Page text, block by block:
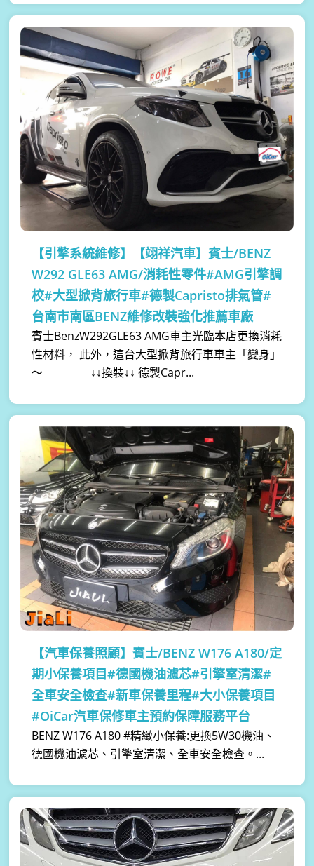
【引擎系統維修】
【翊祥汽車】賓士/BENZ
W292 GLE63 AMG/消耗性零件#AMG引擎調
校#大型掀背旅行車#德製Capristo排氣管#
台南市南區BENZ維修改裝強化推薦車廠
賓士BenzW292GLE63 AMG車主光臨本店更換消耗
性材料， 此外，這台大型掀背旅行車車主「變身」
～ ↓↓換裝↓↓ 德製Capr...
【汽車保養照顧】賓士/BENZ W176 A180/定
期小保養項目#德國機油濾芯#引擎室清潔#
全車安全檢查#新車保養里程#大小保養項目
#OiCar汽車保修車主預約保障服務平台
BENZ W176 A180 #精緻小保養:更換5W30機油、
德國機油濾芯、引擎室清潔、全車安全檢查。...